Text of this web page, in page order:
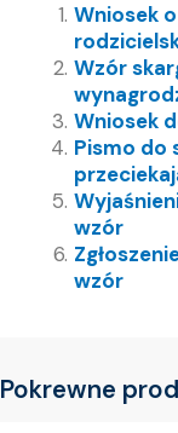
Wniosek
Wzór
Wniosek
Pismo do
wzór
wzór
Pokrewne